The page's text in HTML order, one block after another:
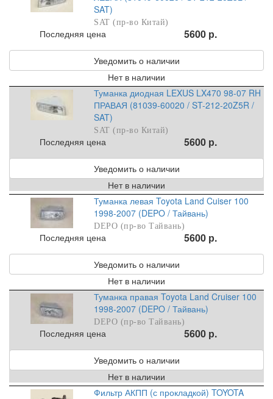
SAT)
SAT (пр-во Китай)
Последняя цена 5600 р.
Уведомить о наличии
Нет в наличии
Туманка диодная LEXUS LX470 98-07 RH
ПРАВАЯ (81039-60020 / ST-212-20Z5R /
SAT)
SAT (пр-во Китай)
Последняя цена 5600 р.
Уведомить о наличии
Нет в наличии
Туманка левая Toyota Land Cuiser 100
1998-2007 (DEPO / Тайвань)
DEPO (пр-во Тайвань)
Последняя цена 5600 р.
Уведомить о наличии
Нет в наличии
Туманка правая Toyota Land Cruiser 100
1998-2007 (DEPO / Тайвань)
DEPO (пр-во Тайвань)
Последняя цена 5600 р.
Уведомить о наличии
Нет в наличии
Фильтр АКПП (с прокладкой) TOYOTA